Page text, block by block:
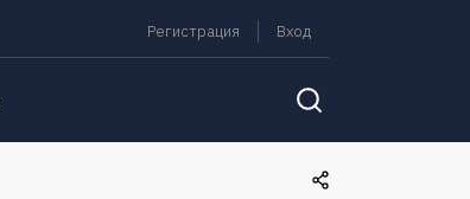
Регистрация Вход